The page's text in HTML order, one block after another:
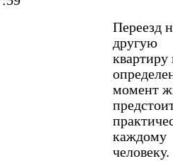
Переезд
другую
квартиру
момент
каждому